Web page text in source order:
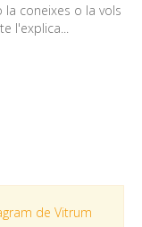
la coneixes o la vols
l'explica...
de Vitrum